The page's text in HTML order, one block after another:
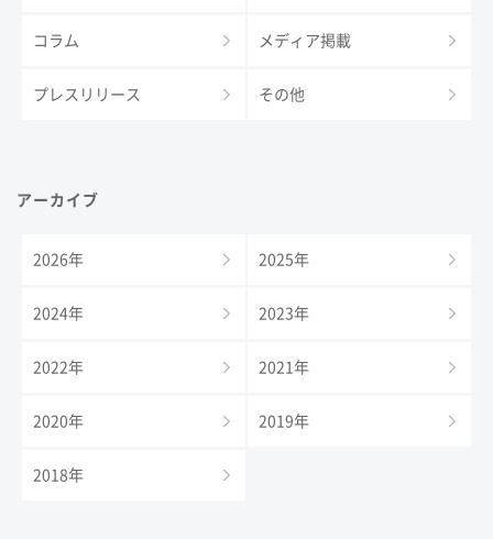
コラム メディア掲載
プレスリリース その他
アーカイブ
2026年 2025年
2024年 2023年
2022年 2021年
2020年 2019年
2018年